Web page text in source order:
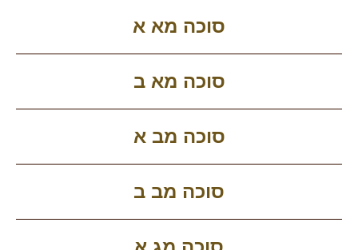
סוכה מא א
סוכה מא ב
סוכה מב א
סוכה מב ב